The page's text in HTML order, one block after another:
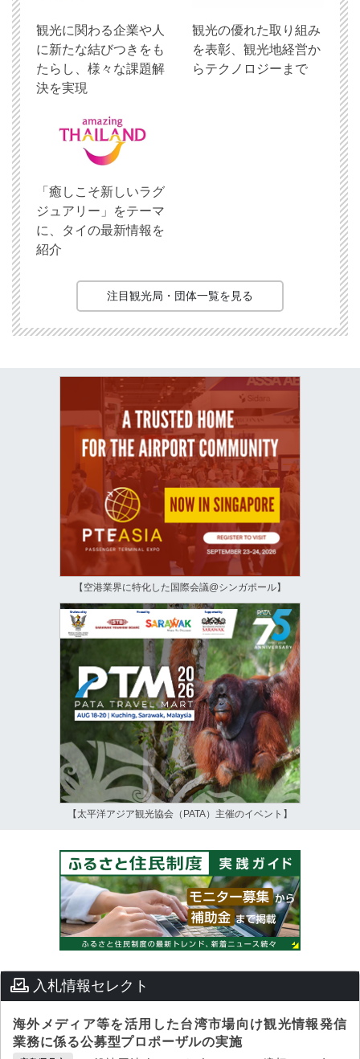
観光に関わる企業や人
に新たな結びつきをも
たらし、様々な課題解
決を実現
観光の優れた取り組み
を表彰、観光地経営か
らテクノロジーまで
「癒しこそ新しいラグ
ジュアリー」をテーマ
に、タイの最新情報を
紹介
注目観光局・団体一覧を見る
【空港業界に特化した国際会議@シンガポール】
【太平洋アジア観光協会（PATA）主催のイベント】
入札情報セレクト
海外メディア等を活用した台湾市場向け観光情報発信
業務に係る公募型プロポーザルの実施